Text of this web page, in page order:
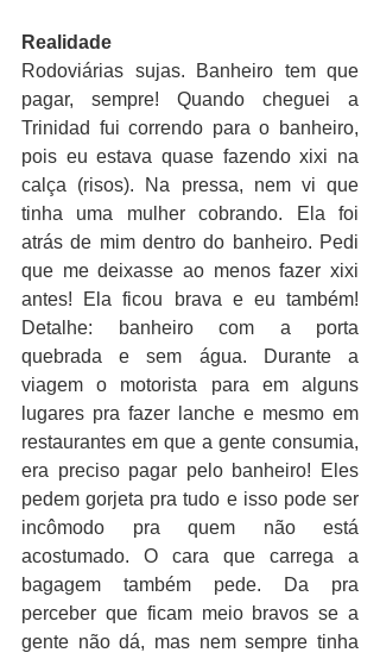
Realidade
Rodoviárias sujas. Banheiro tem que
pagar, sempre! Quando cheguei a
Trinidad fui correndo para o banheiro,
pois eu estava quase fazendo xixi na
calça (risos). Na pressa, nem vi que
tinha uma mulher cobrando. Ela foi
atrás de mim dentro do banheiro. Pedi
que me deixasse ao menos fazer xixi
antes! Ela ficou brava e eu também!
Detalhe: banheiro com a porta
quebrada e sem água. Durante a
viagem o motorista para em alguns
lugares pra fazer lanche e mesmo em
restaurantes em que a gente consumia,
era preciso pagar pelo banheiro! Eles
pedem gorjeta pra tudo e isso pode ser
incômodo pra quem não está
acostumado. O cara que carrega a
bagagem também pede. Da pra
perceber que ficam meio bravos se a
gente não dá, mas nem sempre tinha